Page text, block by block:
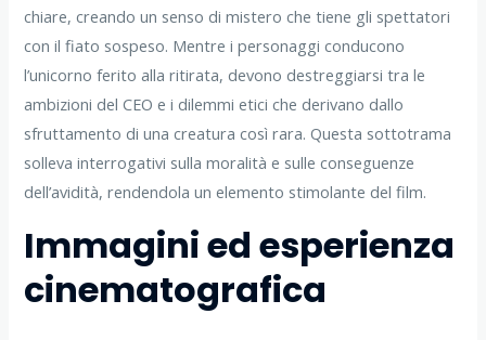
chiare, creando un senso di mistero che tiene gli spettatori
con il fiato sospeso. Mentre i personaggi conducono
l’unicorno ferito alla ritirata, devono destreggiarsi tra le
ambizioni del CEO e i dilemmi etici che derivano dallo
sfruttamento di una creatura così rara. Questa sottotrama
solleva interrogativi sulla moralità e sulle conseguenze
dell’avidità, rendendola un elemento stimolante del film.
Immagini ed esperienza
cinematografica